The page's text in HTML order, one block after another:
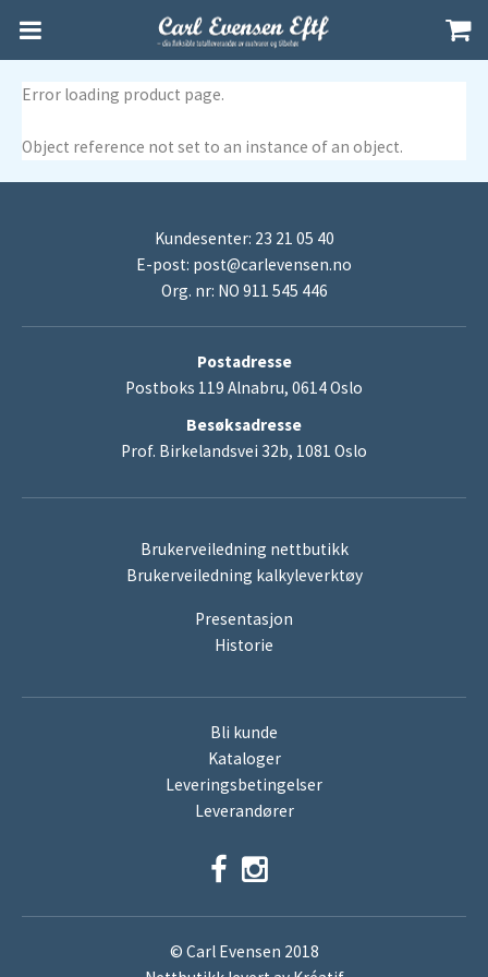
Error loading product page.
Object reference not set to an instance of an object.
Kundesenter: 23 21 05 40
E-post: post@carlevensen.no
Org. nr: NO 911 545 446
Postadresse
Postboks 119 Alnabru, 0614 Oslo
Besøksadresse
Prof. Birkelandsvei 32b, 1081 Oslo
Brukerveiledning nettbutikk
Brukerveiledning kalkyleverktøy
Presentasjon
Historie
Bli kunde
Kataloger
Leveringsbetingelser
Leverandører
© Carl Evensen 2018